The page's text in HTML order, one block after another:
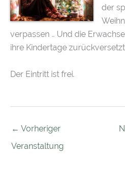
der
verpassen .. Und die
ihre Kindertage
Der Eintritt ist frei.
← Vorheriger
Veranstaltung